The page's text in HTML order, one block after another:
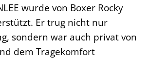
wurde von Boxer Rocky
Er trug nicht nur
sondern war auch privat von
dem Tragekomfort